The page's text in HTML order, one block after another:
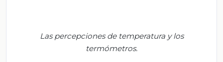
Las percepciones de temperatura y los
termómetros.